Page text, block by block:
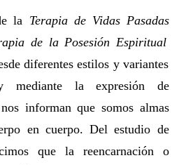
la Terapia de Vidas Pasadas
de la Posesión Espiritual
diferentes estilos y variantes
mediante la expresión de
informan que somos almas
en cuerpo. Del estudio de
que la reencarnación o